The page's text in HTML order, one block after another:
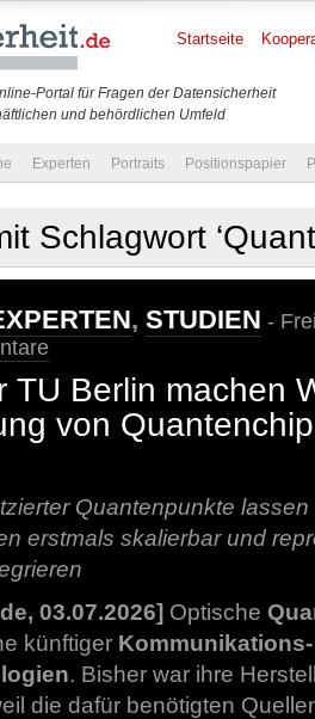
Portal für Fragen der Datensicherheit
und behördlichen Umfeld
Startseite
Experten Portraits Positionspapier
Schlagwort
, STUDIEN -
TU Berlin machen
von
Quantenpunkte lassen
erstmals skalierbar und
03.07.2026] Optische
künftiger
. Bisher war ihre
die dafür benötigten